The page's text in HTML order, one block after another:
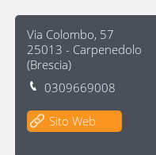
Via Colombo, 57
25013 - Carpenedolo
(Brescia)
0309669008
Sito Web